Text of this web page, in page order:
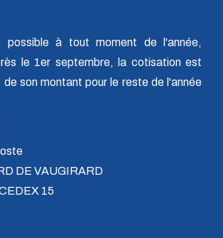
possible à tout moment de l'année,
le 1er septembre, la cotisation est
de son montant pour le reste de l'année
DE VAUGIRARD
15